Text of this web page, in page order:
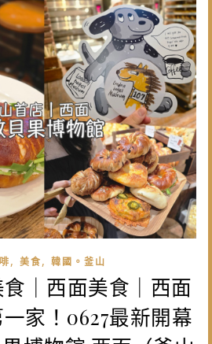
, 美食, 韓國。釜山
食｜西面美食｜西面
家！0627最新開幕